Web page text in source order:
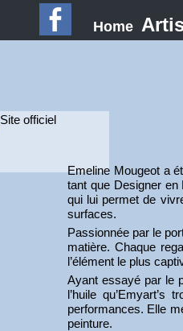
Home
Site officiel
Emeline Mougeot a
tant que Designer en
qui lui permet de
surfaces.
Passionnée par le
matière. Chaque
l’élément le plus
Ayant essayé par le
l’huile
performances. Elle
peinture.